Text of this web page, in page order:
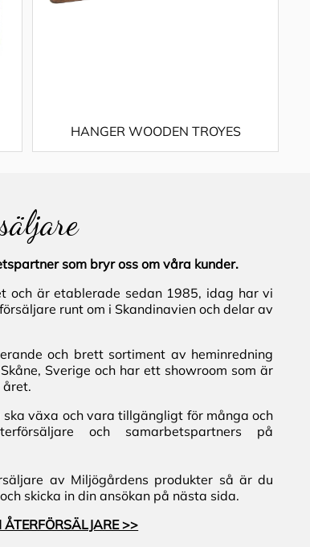
HANGER WOODEN TROYES
som bryr oss om våra kunder.
och är etablerade sedan 1985, idag har vi
runt om i Skandinavien och delar av
och brett sortiment av heminredning
Sverige och har ett showroom som är
året.
växa och vara tillgängligt för många och
och samarbetspartners på
av Miljögårdens produkter så är du
skicka in din ansökan på nästa sida.
>>